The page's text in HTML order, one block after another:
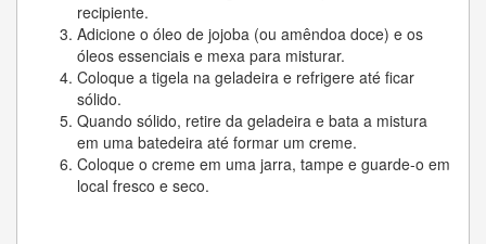
recipiente.
Adicione o óleo de jojoba (ou amêndoa doce) e os
óleos essenciais e mexa para misturar.
Coloque a tigela na geladeira e refrigere até ficar
sólido.
Quando sólido, retire da geladeira e bata a mistura
em uma batedeira até formar um creme.
Coloque o creme em uma jarra, tampe e guarde-o em
local fresco e seco.